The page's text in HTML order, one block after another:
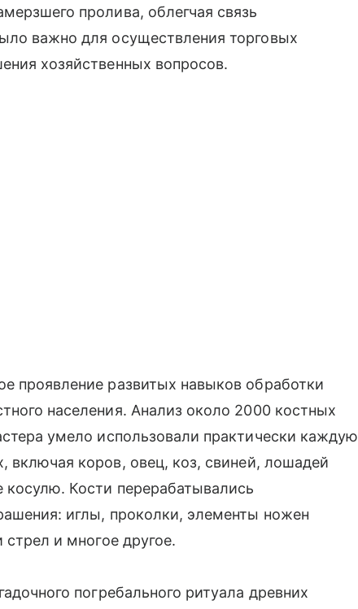
пролива, облегчая связь
важно для осуществления торговых
хозяйственных вопросов.
проявление развитых навыков обработки
населения. Анализ около 2000 костных
умело использовали практически каждую
включая коров, овец, коз, свиней, лошадей
Кости перерабатывались
иглы, проколки, элементы ножен
и многое другое.
погребального ритуала древних